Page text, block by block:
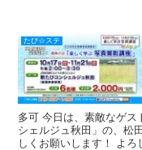
たび☆ステ
多可 今日は、素敵なゲス
シェルジュ秋田」の、松
しくお願いします！ よろ